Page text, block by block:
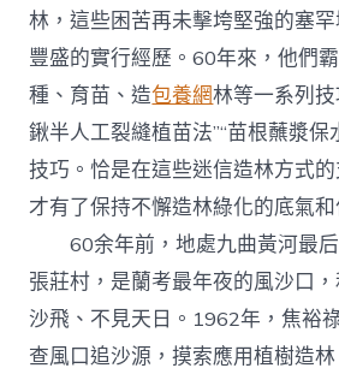
林，這些困苦再未擊垮堅強的塞
豐盛的實行經歷。60年來，他們
種、育苗、造包養網林等一系列
鍬半人工裂縫植苗法”“苗根蘸漿保
技巧。恰是在這些迷信造林方式
才有了保持不懈造林綠化的底氣和
60余年前，地處九曲黃河最后
張莊村，是蘭考最年夜的風沙口
沙飛、不見天日。1962年，焦裕
查風口追沙源，摸索應用植樹造